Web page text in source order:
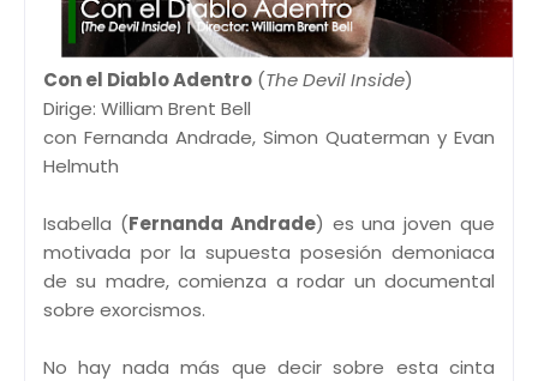
Con el Diablo Adentro (The Devil Inside)
Dirige: William Brent Bell
con Fernanda Andrade, Simon Quaterman y Evan
Helmuth
Isabella (Fernanda Andrade) es una joven que
motivada por la supuesta posesión demoniaca
de su madre, comienza a rodar un documental
sobre exorcismos.
No hay nada más que decir sobre esta cinta